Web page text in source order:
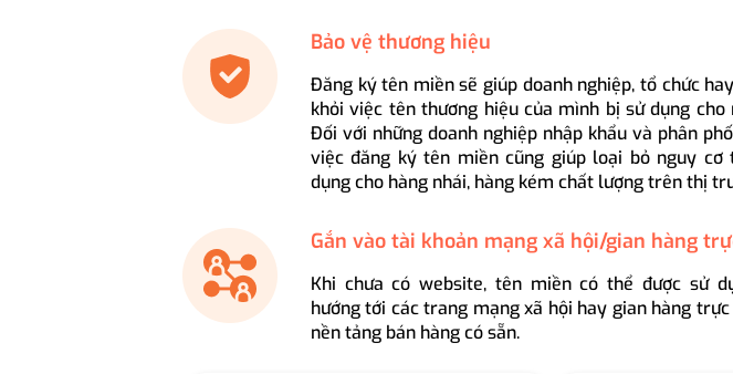
Bảo vệ thương hiệu
Đăng ký tên miền sẽ giúp doanh nghiệp, tổ chức
khỏi việc tên thương hiệu của mình bị sử dụng cho
Đối với những doanh nghiệp nhập khẩu và phân
việc đăng ký tên miền cũng giúp loại bỏ nguy cơ
dụng cho hàng nhái, hàng kém chất lượng trên thị
Gắn vào tài khoản mạng xã hội/gian hàng
Khi chưa có website, tên miền có thể được sử
hướng tới các trang mạng xã hội hay gian hàng
nền tảng bán hàng có sẵn.